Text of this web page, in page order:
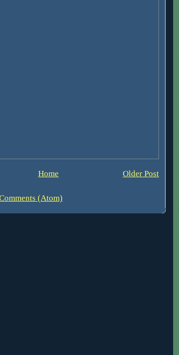
Older Post
Home
(Atom)